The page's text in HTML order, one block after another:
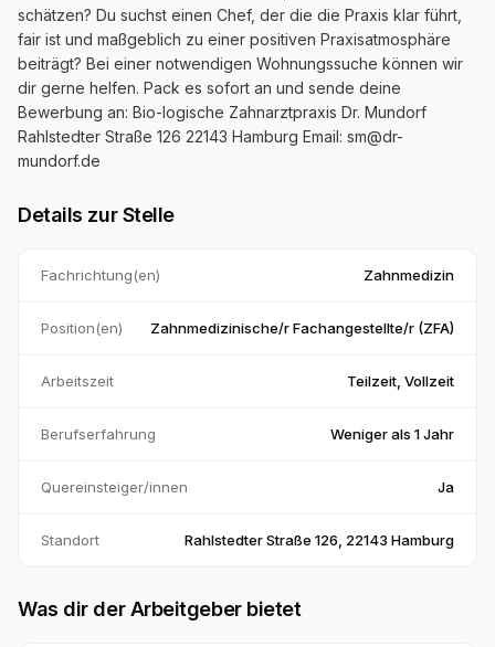
schätzen? Du suchst einen Chef, der die die Praxis klar führt,
fair ist und maßgeblich zu einer positiven Praxisatmosphäre
beiträgt? Bei einer notwendigen Wohnungssuche können wir
dir gerne helfen. Pack es sofort an und sende deine
Bewerbung an: Bio-logische Zahnarztpraxis Dr. Mundorf
Rahlstedter Straße 126 22143 Hamburg Email: sm@dr-
mundorf.de
Details zur Stelle
Fachrichtung(en) Zahnmedizin
Position(en) Zahnmedizinische/r Fachangestellte/r (ZFA)
Arbeitszeit Teilzeit, Vollzeit
Berufserfahrung Weniger als 1 Jahr
Quereinsteiger/innen Ja
Standort Rahlstedter Straße 126, 22143 Hamburg
Was dir der Arbeitgeber bietet